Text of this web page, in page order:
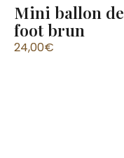
Mini ballon de
foot brun
24,00€